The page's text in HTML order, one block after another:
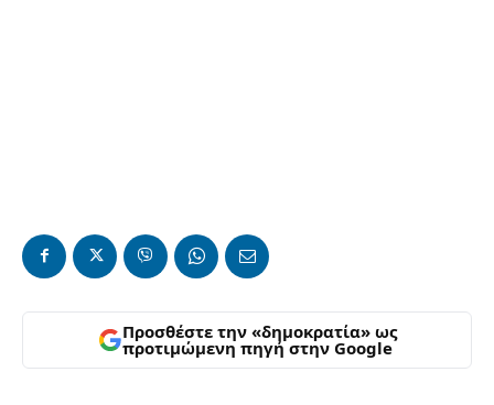
Προσθέστε την «δημοκρατία» ως
προτιμώμενη πηγή στην Google